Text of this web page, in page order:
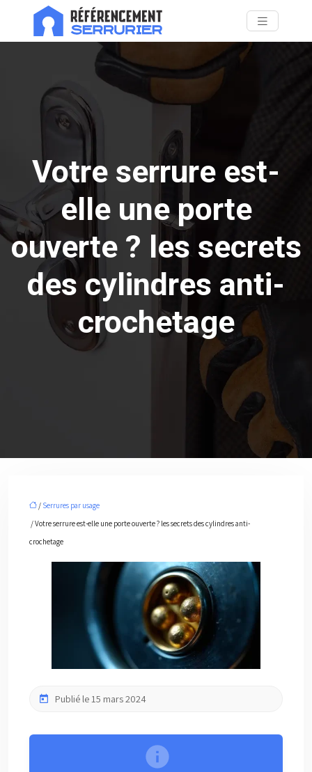
Votre serrure est-
elle une porte
ouverte ? les secrets
des cylindres anti-
crochetage
/ Serrures par usage
/ Votre serrure est-elle une porte ouverte ? les secrets des cylindres anti-
crochetage
Publié le 15 mars 2024